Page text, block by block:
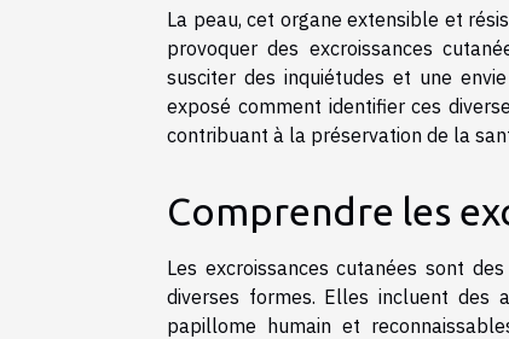
La peau, cet organe extensible et
provoquer des excroissances
susciter des inquiétudes et une
exposé comment identifier ces
contribuant à la préservation de la
Comprendre les
Les excroissances cutanées sont
diverses formes. Elles incluent des
papillome humain et